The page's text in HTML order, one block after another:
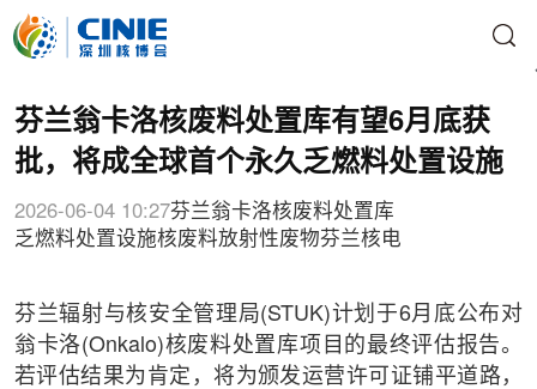
芬兰翁卡洛核废料处置库有望6月底获
批，将成全球首个永久乏燃料处置设施
2026-06-04 10:27芬兰翁卡洛核废料处置库
乏燃料处置设施核废料放射性废物芬兰核电
芬兰辐射与核安全管理局(STUK)计划于6月底公布对
翁卡洛(Onkalo)核废料处置库项目的最终评估报告。
若评估结果为肯定，将为颁发运营许可证铺平道路，